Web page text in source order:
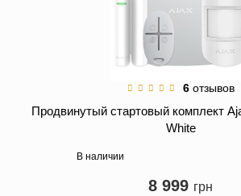
6 отзывов
Продвинутый стартовый комплект
White
В наличии
8 999 грн